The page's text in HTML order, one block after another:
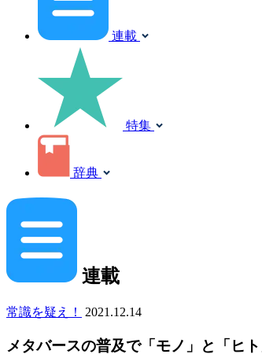
連載
特集
辞典
連載
常識を疑え！ 2021.12.14
メタバースの普及で「モノ」と「ヒ